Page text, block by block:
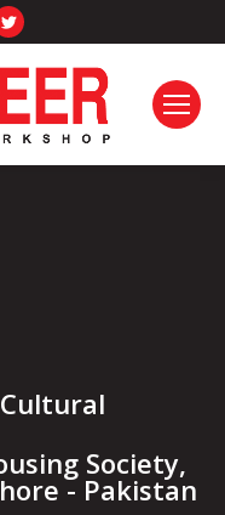
Twitter
opens
in
new
Society,
- Pakistan